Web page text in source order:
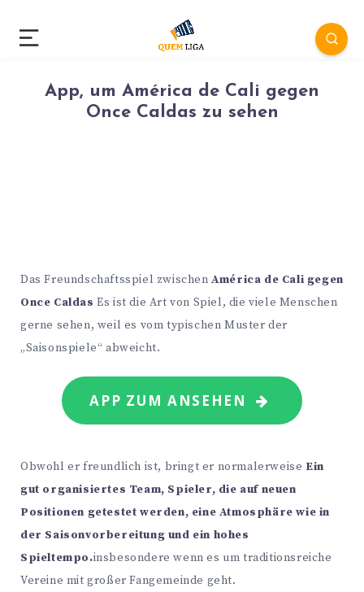
App, um América de Cali gegen
Once Caldas zu sehen
Das Freundschaftsspiel zwischenAmérica de Cali gegen
Once Caldas Es ist die Art von Spiel, die viele Menschen
gerne sehen, weil es vom typischen Muster der
„Saisonspiele“ abweicht.
APP ZUM ANSEHEN
Obwohl er freundlich ist, bringt er normalerweise Ein
gut organisiertes Team, Spieler, die auf neuen
Positionen getestet werden, eine Atmosphäre wie in
der Saisonvorbereitung und ein hohes
Spieltempo.insbesondere wenn es um traditionsreiche
Vereine mit großer Fangemeinde geht.